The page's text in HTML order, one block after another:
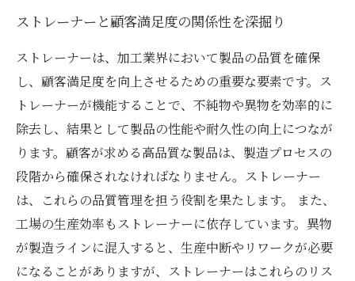
ストレーナーと顧客満足度の関係性を深掘り
ストレーナーは、加工業界において製品の品質を確保
し、顧客満足度を向上させるための重要な要素です。ス
トレーナーが機能することで、不純物や異物を効率的に
除去し、結果として製品の性能や耐久性の向上につなが
ります。顧客が求める高品質な製品は、製造プロセスの
段階から確保されなければなりません。ストレーナー
は、これらの品質管理を担う役割を果たします。 また、
工場の生産効率もストレーナーに依存しています。異物
が製造ラインに混入すると、生産中断やリワークが必要
になることがありますが、ストレーナーはこれらのリス